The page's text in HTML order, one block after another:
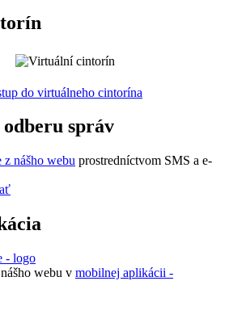
do virtuálneho cintorína
správ
z nášho webu prostredníctvom SMS a e-
webu v mobilnej aplikácii -